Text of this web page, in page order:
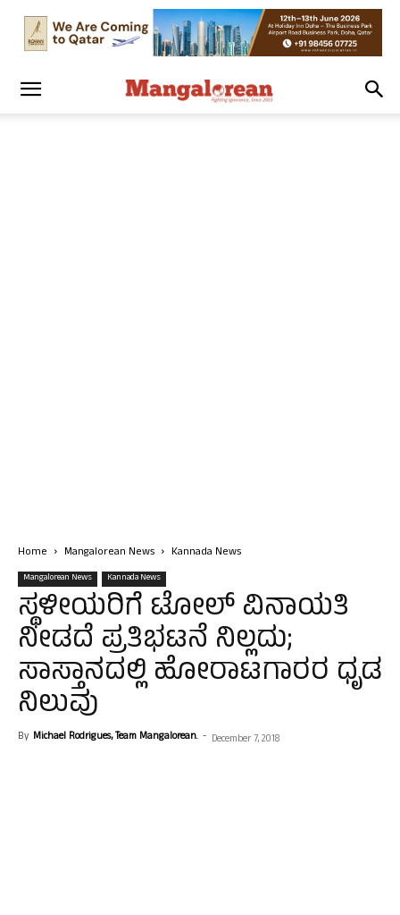
Home Mangalorean News Kannada News
Mangalorean News Kannada News
ಸ್ಥಳೀಯರಿಗೆ ಟೋಲ್ ವಿನಾಯತಿ
ನೀಡದೆ ಪ್ರತಿಭಟನೆ ನಿಲ್ಲದು;
ಸಾಸ್ತಾನದಲ್ಲಿ ಹೋರಾಟಗಾರರ ಧೃಡ
ನಿಲುವು
By Michael Rodrigues, Team Mangalorean. - December 7, 2018